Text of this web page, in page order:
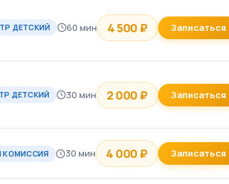
ДЕТСКИЙ 60 мин 4 500 ₽ Записаться
ДЕТСКИЙ 30 мин 2 000 ₽ Записаться
КОМИССИЯ 30 мин 4 000 ₽ Записаться